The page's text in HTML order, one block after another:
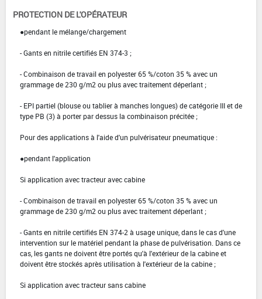
PROTECTION DE L'OPÉRATEUR
●pendant le mélange/chargement
- Gants en nitrile certifiés EN 374-3 ;
- Combinaison de travail en polyester 65 %/coton 35 % avec un
grammage de 230 g/m2 ou plus avec traitement déperlant ;
- EPI partiel (blouse ou tablier à manches longues) de catégorie III et de
type PB (3) à porter par dessus la combinaison précitée ;
Pour des applications à l'aide d'un pulvérisateur pneumatique :
●pendant l'application
Si application avec tracteur avec cabine
- Combinaison de travail en polyester 65 %/coton 35 % avec un
grammage de 230 g/m2 ou plus avec traitement déperlant ;
- Gants en nitrile certifiés EN 374-2 à usage unique, dans le cas d'une
intervention sur le matériel pendant la phase de pulvérisation. Dans ce
cas, les gants ne doivent être portés qu'à l'extérieur de la cabine et
doivent être stockés après utilisation à l'extérieur de la cabine ;
Si application avec tracteur sans cabine